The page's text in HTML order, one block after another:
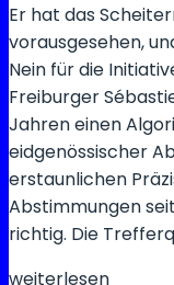
Er hat das
vorausgesehen,
Nein für die
Freiburger
Jahren einen
eidgenössischer
erstaunlichen
Abstimmungen
richtig. Die
Dieser
weiterlesen